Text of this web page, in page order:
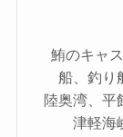
鮪のキャ
船、釣り
陸奥湾、平
津軽海